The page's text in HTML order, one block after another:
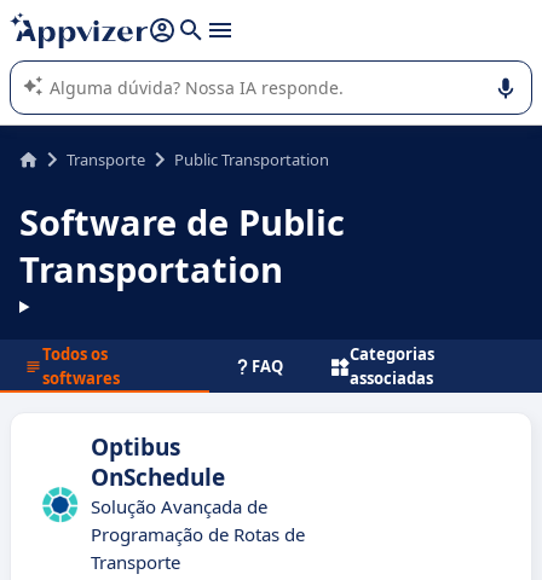
de nossa IA (várias linhas com
A IA do Appvizer o orienta no uso ou na seleção de software
SaaS para sua empresa.
Transporte Public Transportation
Software de Public
Transportation
Todos os
softwares
FAQ
Categorias
associadas
Optibus
OnSchedule
Solução Avançada de
Programação de Rotas de
Transporte